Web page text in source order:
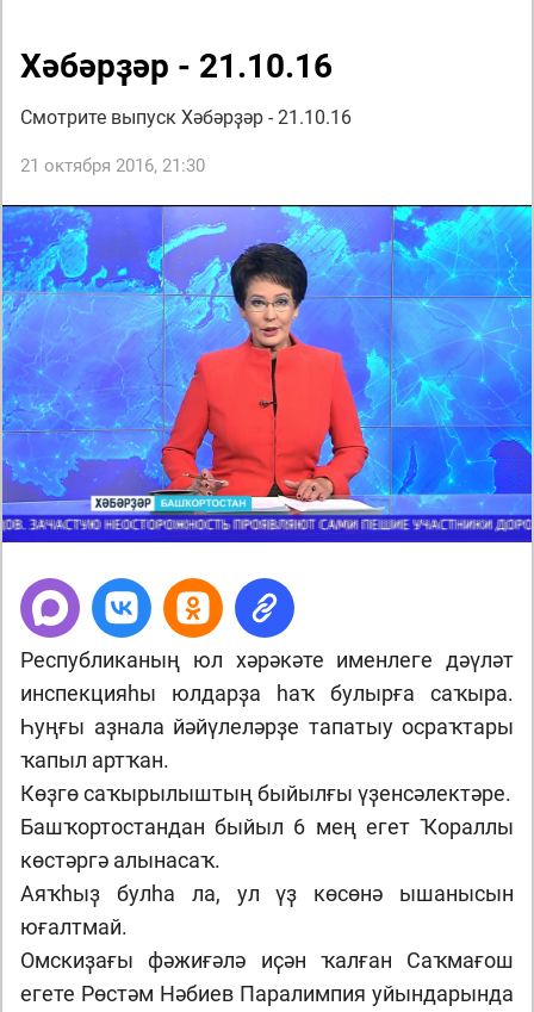
Хәбәрҙәр - 21.10.16
Смотрите выпуск Хәбәрҙәр - 21.10.16
21 октября 2016, 21:30
Республиканың юл хәрәкәте именлеге дәүләт
инспекцияһы юлдарҙа һаҡ булырға саҡыра.
Һуңғы аҙнала йәйүлеләрҙе тапатыу осраҡтары
ҡапыл артҡан.
Көҙгө саҡырылыштың быйылғы үҙенсәлектәре.
Башҡортостандан быйыл 6 мең егет Ҡораллы
көстәргә алынасаҡ.
Аяҡһыҙ булһа ла, ул үҙ көсөнә ышанысын
юғалтмай.
Омскиҙағы фәжиғәлә иҫән ҡалған Саҡмағош
егете Рөстәм Нәбиев Паралимпия уйындарында